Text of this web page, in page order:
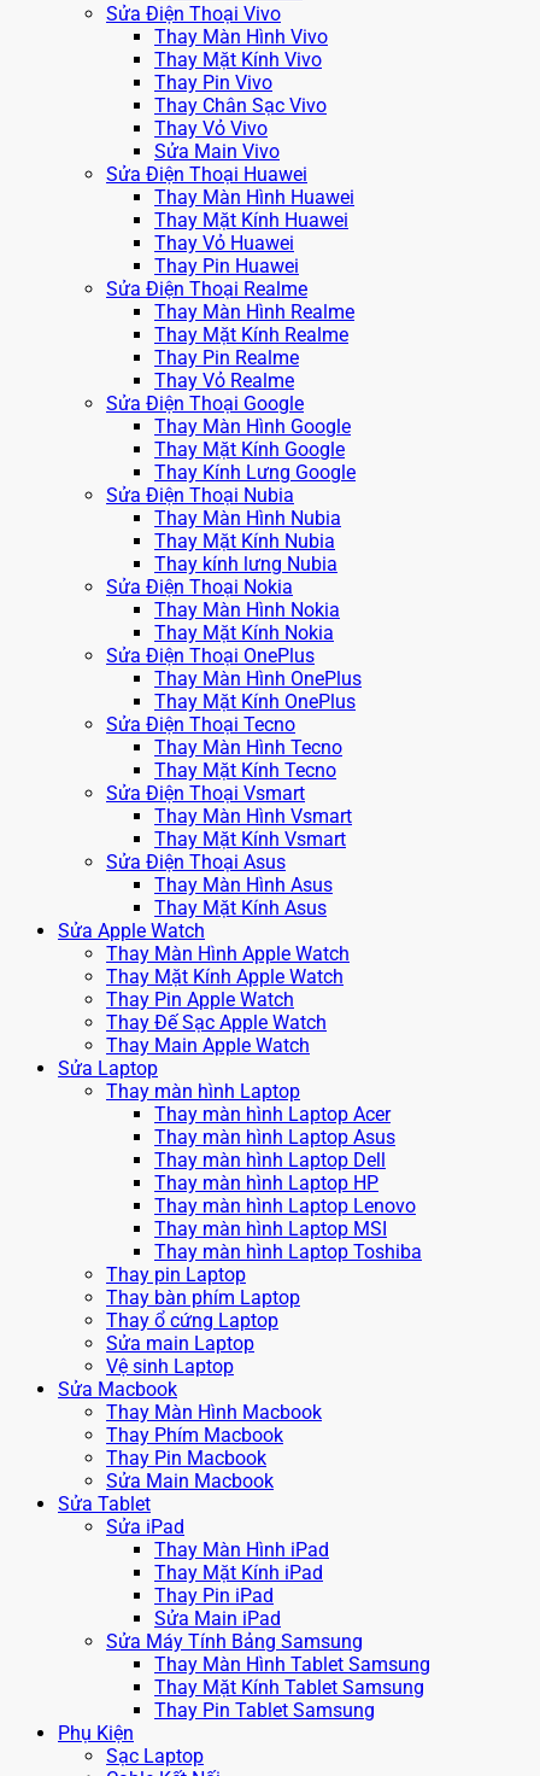
Sửa Điện Thoại Vivo
Thay Màn Hình Vivo
Thay Mặt Kính Vivo
Thay Pin Vivo
Thay Chân Sạc Vivo
Thay Vỏ Vivo
Sửa Main Vivo
Sửa Điện Thoại Huawei
Thay Màn Hình Huawei
Thay Mặt Kính Huawei
Thay Vỏ Huawei
Thay Pin Huawei
Sửa Điện Thoại Realme
Thay Màn Hình Realme
Thay Mặt Kính Realme
Thay Pin Realme
Thay Vỏ Realme
Sửa Điện Thoại Google
Thay Màn Hình Google
Thay Mặt Kính Google
Thay Kính Lưng Google
Sửa Điện Thoại Nubia
Thay Màn Hình Nubia
Thay Mặt Kính Nubia
Thay kính lưng Nubia
Sửa Điện Thoại Nokia
Thay Màn Hình Nokia
Thay Mặt Kính Nokia
Sửa Điện Thoại OnePlus
Thay Màn Hình OnePlus
Thay Mặt Kính OnePlus
Sửa Điện Thoại Tecno
Thay Màn Hình Tecno
Thay Mặt Kính Tecno
Sửa Điện Thoại Vsmart
Thay Màn Hình Vsmart
Thay Mặt Kính Vsmart
Sửa Điện Thoại Asus
Thay Màn Hình Asus
Thay Mặt Kính Asus
Sửa Apple Watch
Thay Màn Hình Apple Watch
Thay Mặt Kính Apple Watch
Thay Pin Apple Watch
Thay Đế Sạc Apple Watch
Thay Main Apple Watch
Sửa Laptop
Thay màn hình Laptop
Thay màn hình Laptop Acer
Thay màn hình Laptop Asus
Thay màn hình Laptop Dell
Thay màn hình Laptop HP
Thay màn hình Laptop Lenovo
Thay màn hình Laptop MSI
Thay màn hình Laptop Toshiba
Thay pin Laptop
Thay bàn phím Laptop
Thay ổ cứng Laptop
Sửa main Laptop
Vệ sinh Laptop
Sửa Macbook
Thay Màn Hình Macbook
Thay Phím Macbook
Thay Pin Macbook
Sửa Main Macbook
Sửa Tablet
Sửa iPad
Thay Màn Hình iPad
Thay Mặt Kính iPad
Thay Pin iPad
Sửa Main iPad
Sửa Máy Tính Bảng Samsung
Thay Màn Hình Tablet Samsung
Thay Mặt Kính Tablet Samsung
Thay Pin Tablet Samsung
Phụ Kiện
Sạc Laptop